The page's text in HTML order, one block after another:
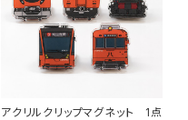
アクリルクリップマグネット 1点